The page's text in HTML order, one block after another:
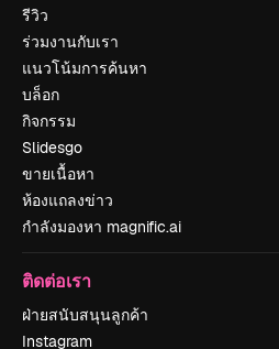
รีวิว
ร่วมงานกับเรา
แนวโน้มการค้นหา
บล็อก
กิจกรรม
Slidesgo
ขายเนื้อหา
ห้องแถลงข่าว
กำลังมองหา magnific.ai
ติดต่อเรา
ฝ่ายสนับสนุนลูกค้า
Instagram